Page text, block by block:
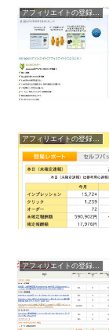
アフィリエイトの登録と稼ぎ方
アフィリエイトの登録と稼ぎ方